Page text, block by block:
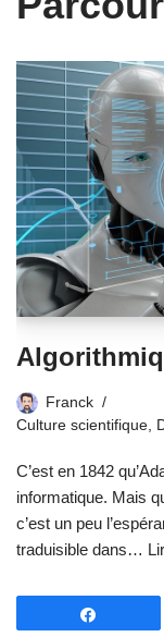
Franck
Culture scientifique
C’est en 1842
informatique. Mais
c’est un peu
traduisible dans…